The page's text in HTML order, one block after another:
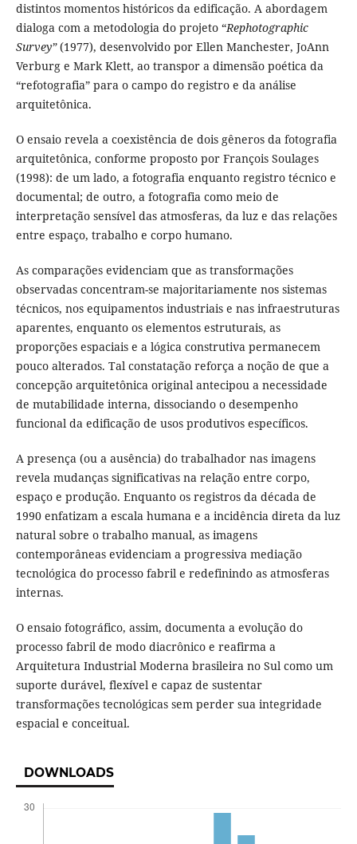
distintos momentos históricos da edificação. A abordagem
dialoga com a metodologia do projeto “Rephotographic
Survey”(1977), desenvolvido por Ellen Manchester, JoAnn
Verburg e Mark Klett, ao transpor a dimensão poética da
“refotografia” para o campo do registro e da análise
arquitetônica.
O ensaio revela a coexistência de dois gêneros da fotografia
arquitetônica, conforme proposto por François Soulages
(1998): de um lado, a fotografia enquanto registro técnico e
documental; de outro, a fotografia como meio de
interpretação sensível das atmosferas, da luz e das relações
entre espaço, trabalho e corpo humano.
As comparações evidenciam que as transformações
observadas concentram-se majoritariamente nos sistemas
técnicos, nos equipamentos industriais e nas infraestruturas
aparentes, enquanto os elementos estruturais, as
proporções espaciais e a lógica construtiva permanecem
pouco alterados. Tal constatação reforça a noção de que a
concepção arquitetônica original antecipou a necessidade
de mutabilidade interna, dissociando o desempenho
funcional da edificação de usos produtivos específicos.
A presença (ou a ausência) do trabalhador nas imagens
revela mudanças significativas na relação entre corpo,
espaço e produção. Enquanto os registros da década de
1990 enfatizam a escala humana e a incidência direta da luz
natural sobre o trabalho manual, as imagens
contemporâneas evidenciam a progressiva mediação
tecnológica do processo fabril e redefinindo as atmosferas
internas.
O ensaio fotográfico, assim, documenta a evolução do
processo fabril de modo diacrônico e reafirma a
Arquitetura Industrial Moderna brasileira no Sul como um
suporte durável, flexível e capaz de sustentar
transformações tecnológicas sem perder sua integridade
espacial e conceitual.
DOWNLOADS